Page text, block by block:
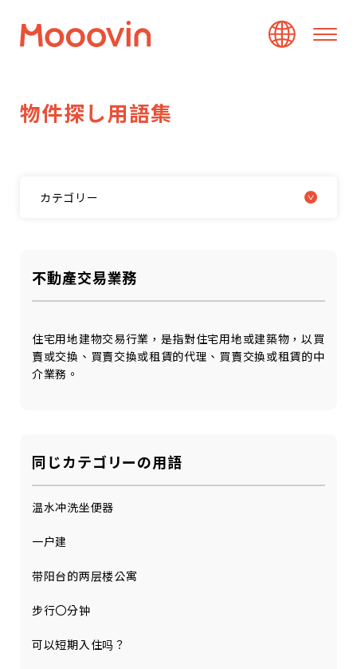
物件探し用語集
カテゴリー
不動產交易業務
住宅用地建物交易行業，是指對住宅用地或建築物，以買
賣或交換、買賣交換或租賃的代理、買賣交換或租賃的中
介業務。
同じカテゴリーの用語
温水冲洗坐便器
一户建
带阳台的两层楼公寓
步行〇分钟
可以短期入住吗？